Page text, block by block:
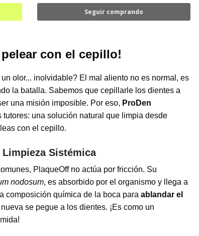
Seguir comprando
con el cepillo!
olor... inolvidable? El mal aliento no es normal, es
la batalla. Sabemos que cepillarle los dientes a
una misión imposible. Por eso, ProDen
una solución natural que limpia desde
con el cepillo.
Sistémica
PlaqueOff no actúa por fricción. Su
nodosum, es absorbido por el organismo y llega a
composición química de la boca para ablandar el
se pegue a los dientes. ¡Es como un